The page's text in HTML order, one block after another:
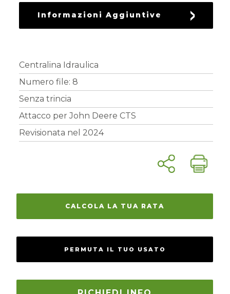
CALCOLA LA TUA RATA
PERMUTA IL TUO USATO
Informazioni Aggiuntive
Centralina Idraulica
Numero file: 8
Senza trincia
Attacco per John Deere CTS
Revisionata nel 2024
RICAMBI